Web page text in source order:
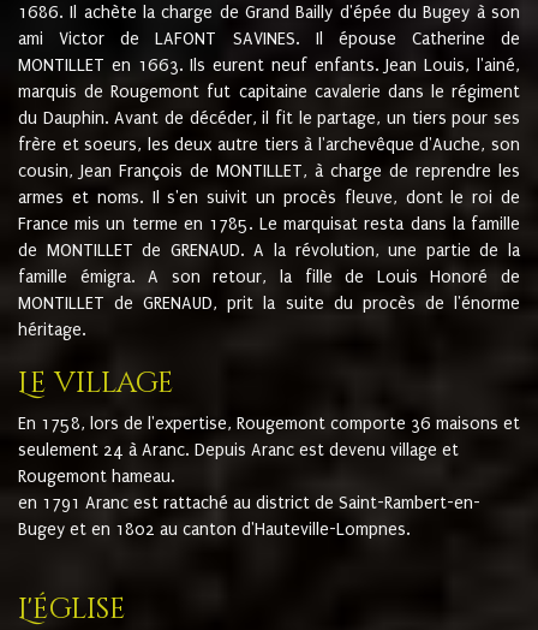
1686. Il achète la charge de Grand Bailly d'épée du Bugey à son
ami Victor de LAFONT SAVINES. Il épouse Catherine de
MONTILLET en 1663. Ils eurent neuf enfants. Jean Louis, l'ainé,
marquis de Rougemont fut capitaine cavalerie dans le régiment
du Dauphin. Avant de décéder, il fit le partage, un tiers pour ses
frère et soeurs, les deux autre tiers à l'archevêque d'Auche, son
cousin, Jean François de MONTILLET, à charge de reprendre les
armes et noms. Il s'en suivit un procès fleuve, dont le roi de
France mis un terme en 1785. Le marquisat resta dans la famille
de MONTILLET de GRENAUD. A la révolution, une partie de la
famille émigra. A son retour, la fille de Louis Honoré de
MONTILLET de GRENAUD, prit la suite du procès de l'énorme
héritage.
Le village
En 1758, lors de l'expertise, Rougemont comporte 36 maisons et
seulement 24 à Aranc. Depuis Aranc est devenu village et
Rougemont hameau.
en 1791 Aranc est rattaché au district de Saint-Rambert-en-
Bugey et en 1802 au canton d'Hauteville-Lompnes.
L'église